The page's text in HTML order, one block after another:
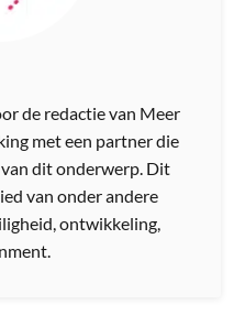
de redactie van Meer
met een partner die
dit onderwerp. Dit
van onder andere
ontwikkeling,